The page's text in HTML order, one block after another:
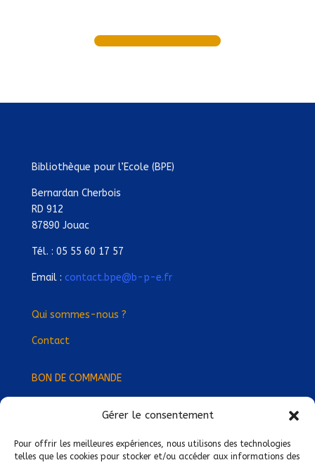
Gérer le consentement
Pour offrir les meilleures expériences, nous utilisons des technologies
telles que les cookies pour stocker et/ou accéder aux informations des
Bibliothèque pour l’Ecole (BPE)
Bernardan Cherbois
RD 912
87890 Jouac
Tél. : 05 55 60 17 57
Email : contact.bpe@b-p-e.fr
Qui sommes-nous ?
Contact
BON DE COMMANDE
Devenez Délégué·e Régional·e !
Trouvez-nous près de chez vous !